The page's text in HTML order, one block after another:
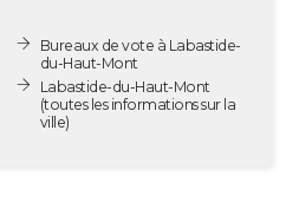
Bureaux de vote à Labastide-
du-Haut-Mont
Labastide-du-Haut-Mont
(toutes les informations sur la
ville)